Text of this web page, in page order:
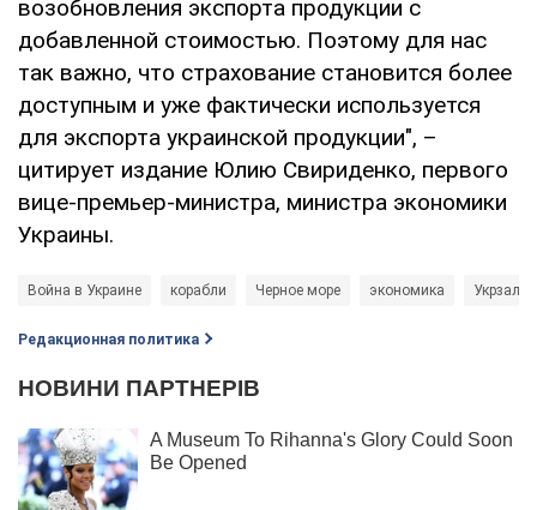
возобновления экспорта продукции с
добавленной стоимостью. Поэтому для нас
так важно, что страхование становится более
доступным и уже фактически используется
для экспорта украинской продукции", –
цитирует издание Юлию Свириденко, первого
вице-премьер-министра, министра экономики
Украины.
Война в Украине корабли Черное море экономика
Редакционная политика